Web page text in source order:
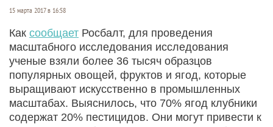
15 марта 2017 в 16:58
Как сообщает Росбалт, для проведения
масштабного исследования исследования
ученые взяли более 36 тысяч образцов
популярных овощей, фруктов и ягод, которые
выращивают искусственно в промышленных
масштабах. Выяснилось, что 70% ягод клубники
содержат 20% пестицидов. Они могут привести к